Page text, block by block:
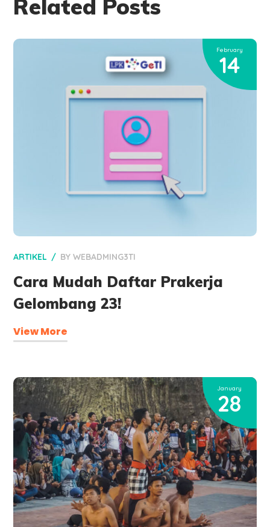
Related Posts
February
14
ARTIKEL BYWEBADMING3TI
Cara Mudah Daftar Prakerja
Gelombang 23!
View More
January
28